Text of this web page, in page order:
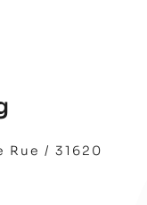
Rue / 31620